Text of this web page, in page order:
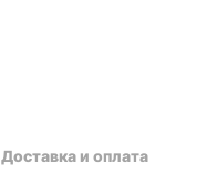
Доставка и оплата